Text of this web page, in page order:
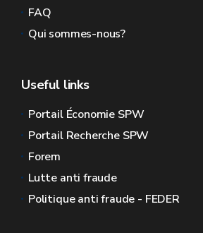
FAQ
Qui sommes-nous?
Useful links
Portail Économie SPW
Portail Recherche SPW
Forem
Lutte anti fraude
Politique anti fraude - FEDER